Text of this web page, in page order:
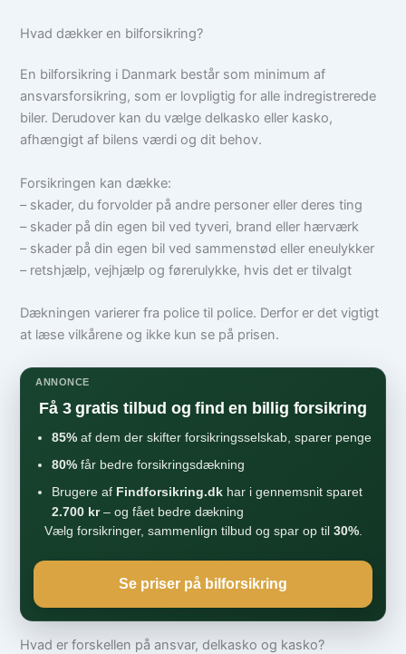
Hvad dækker en bilforsikring?
En bilforsikring i Danmark består som minimum af
ansvarsforsikring, som er lovpligtig for alle indregistrerede
biler. Derudover kan du vælge delkasko eller kasko,
afhængigt af bilens værdi og dit behov.
Forsikringen kan dække:
– skader, du forvolder på andre personer eller deres ting
– skader på din egen bil ved tyveri, brand eller hærværk
– skader på din egen bil ved sammenstød eller eneulykker
– retshjælp, vejhjælp og førerulykke, hvis det er tilvalgt
Dækningen varierer fra police til police. Derfor er det vigtigt
at læse vilkårene og ikke kun se på prisen.
ANNONCE
Få 3 gratis tilbud og find en billig forsikring
85% af dem der skifter forsikringsselskab, sparer penge
80% får bedre forsikringsdækning
Brugere af Findforsikring.dk har i gennemsnit sparet
2.700 kr– og fået bedre dækning
Vælg forsikringer, sammenlign tilbud og spar op til 30%.
Se priser på bilforsikring
Hvad er forskellen på ansvar, delkasko og kasko?